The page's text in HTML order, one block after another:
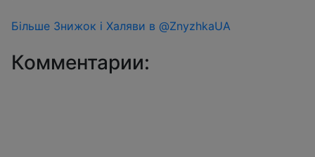
Більше Знижок і Халяви в @ZnyzhkaUA
Комментарии: